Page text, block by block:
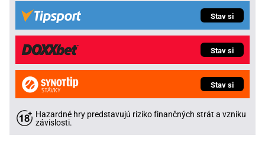
Stav si
Stav si
Stav si
Hazardné hry predstavujú riziko finančných strát a vzniku
závislosti.